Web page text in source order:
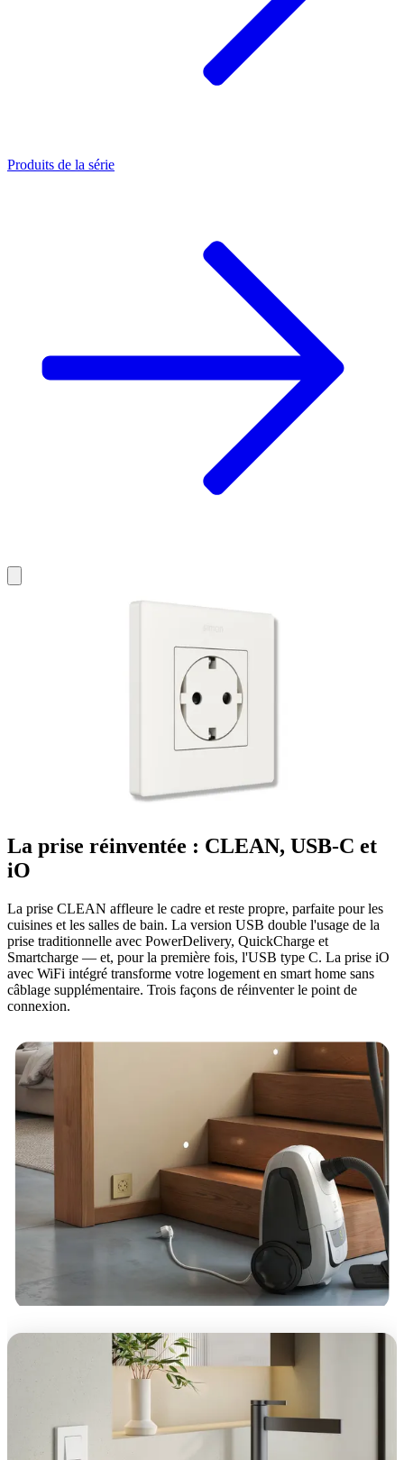
Produits de la série
La prise réinventée : CLEAN, USB-C et
iO
La prise CLEAN affleure le cadre et reste propre, parfaite pour les
cuisines et les salles de bain. La version USB double l'usage de la
prise traditionnelle avec PowerDelivery, QuickCharge et
Smartcharge — et, pour la première fois, l'USB type C. La prise iO
avec WiFi intégré transforme votre logement en smart home sans
câblage supplémentaire. Trois façons de réinventer le point de
connexion.